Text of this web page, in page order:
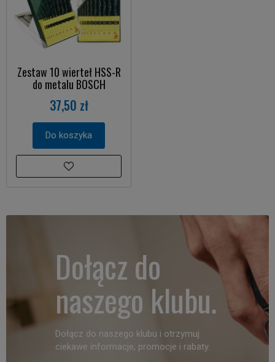
Zestaw 10 wierteł HSS-R
do metalu BOSCH
37,50 zł
Do koszyka
Dołącz do
naszego klubu.
Dołącz do naszego klubu i otrzymuj
ciekawe informacje, promocje i rabaty.